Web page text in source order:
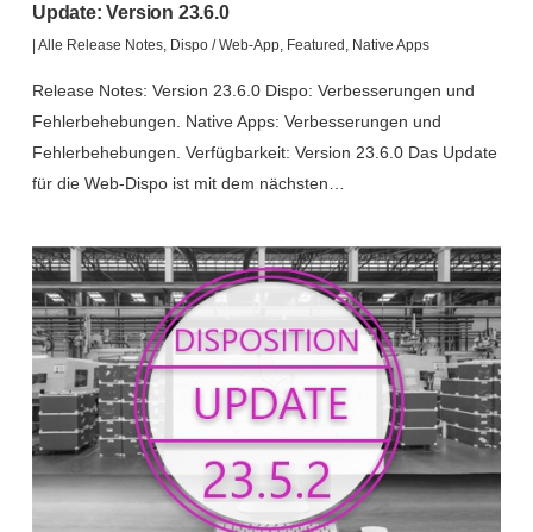
Update: Version 23.6.0
Alle Release Notes, Dispo / Web-App, Featured , Native Apps
Release Notes: Version 23.6.0 Dispo: Verbesserungen und
Fehlerbehebungen. Native Apps: Verbesserungen und
Fehlerbehebungen. Verfügbarkeit: Version 23.6.0 Das Update
für die Web-Dispo ist mit dem nächsten…